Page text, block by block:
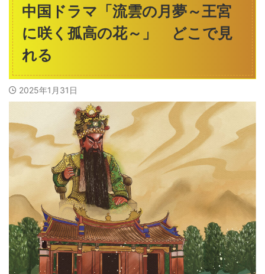
中国ドラマ「流雲の月夢～王宮
に咲く孤高の花～」 どこで見
れる
2025年1月31日